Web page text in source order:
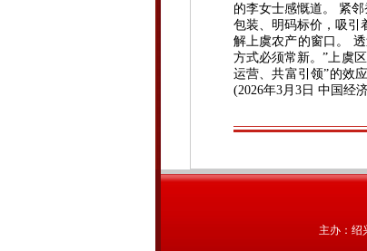
的李女士感慨道。 紧
包装、明码标价，吸引
解上虞农产的窗口。
方式必须常新。”上虞
运营、共富引领”的效
(2026年3月3日 中国经
主办：绍